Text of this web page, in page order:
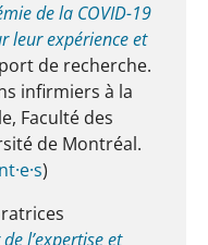
de la COVID-19
leur expérience et
de recherche.
infirmiers à la
Faculté des
de Montréal.
)
l’expertise et